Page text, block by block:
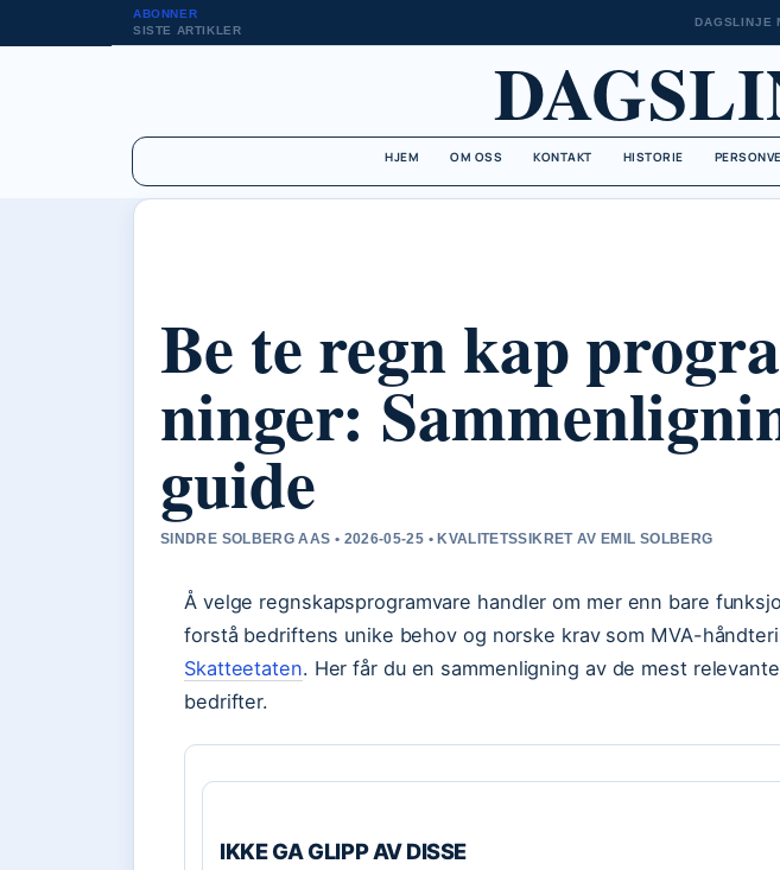
ABONNER
SISTE ARTIKLER
DAGSLINJE
HJEM OM OSS KONTAKT HISTORIE
Be te regn kap
ninger:
guide
SINDRE SOLBERG AAS • 2026-05-25 • KVALITETSSIKRET AV EMIL SOLBERG
Å velge regnskapsprogramvare handler om mer enn bare
forstå bedriftens unike behov og norske krav som MVA-
Skatteetaten. Her får du en sammenligning av de mest
bedrifter.
IKKE GA GLIPP AV DISSE